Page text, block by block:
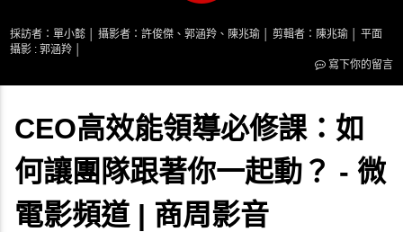
採訪者：單小懿 │ 攝影者：許俊傑、郭涵羚、陳兆瑜 │ 剪輯者：陳兆瑜 │ 平面
攝影 : 郭涵羚 │
寫下你的留言
CEO高效能領導必修課：如
何讓團隊跟著你一起動？ - 微
電影頻道 | 商周影音